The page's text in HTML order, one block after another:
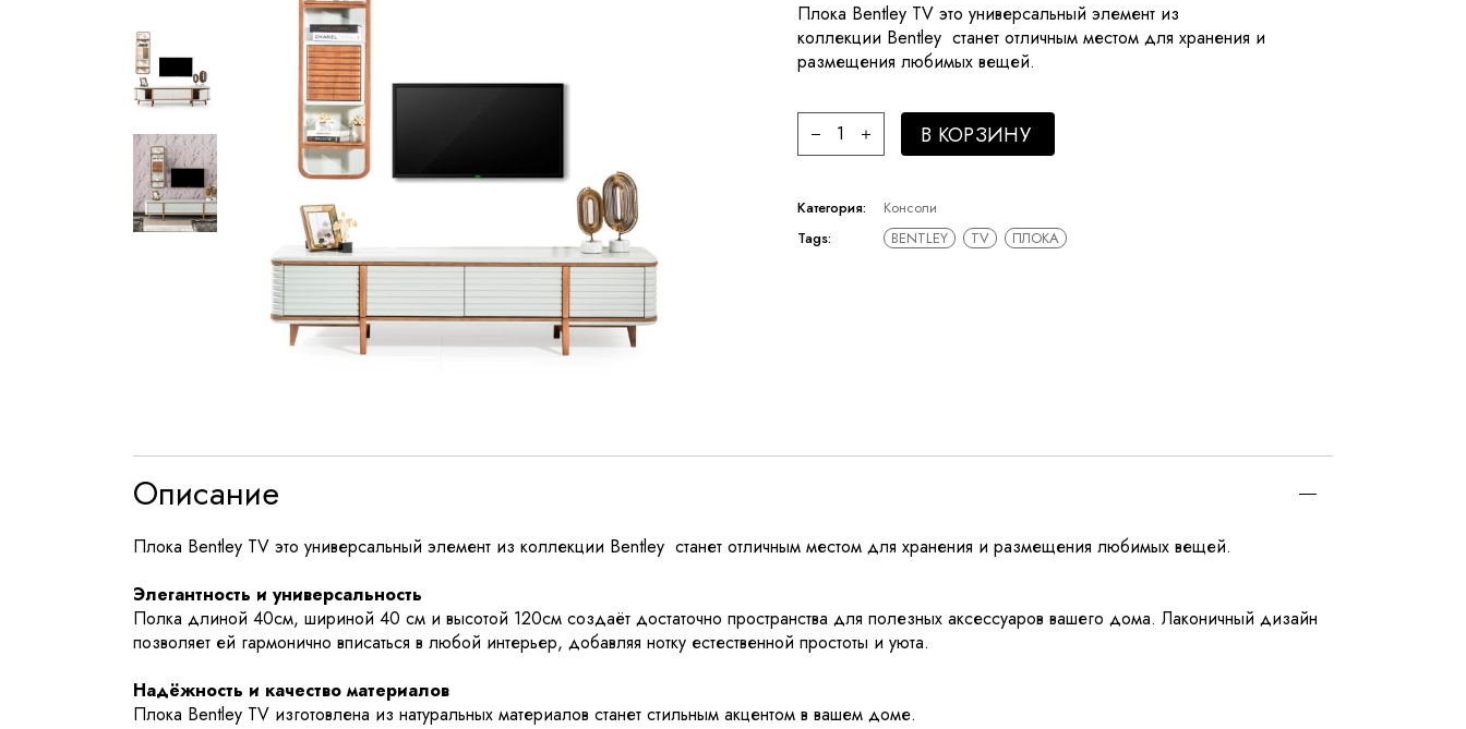
Плока Bentley TV это универсальный элемент из
коллекции Bentley станет отличным местом для хранения и
размещения любимых вещей.
В КОРЗИНУ
Категория:
Консоли
Tags:
BENTLEY TV ПЛОКА
Описание
Плока Bentley TV это универсальный элемент из коллекции Bentley станет отличным местом для хранения и размещения любимых вещей.
Элегантность и универсальность
Полка длиной 40см, шириной 40 см и высотой 120см создаёт достаточно пространства для полезных аксессуаров вашего дома. Лаконичный дизайн
позволяет ей гармонично вписаться в любой интерьер, добавляя нотку естественной простоты и уюта.
Надёжность и качество материалов
Плока Bentley TV изготовлена из натуральных материалов станет стильным акцентом в вашем доме.